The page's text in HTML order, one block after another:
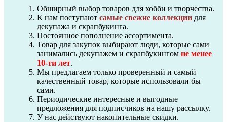
Обширный выбор товаров для хобби и творчества.
К нам поступают самые свежие коллекции для
декупажа и скрапбукинга.
Постоянное пополнение ассортимента.
Товар для закупок выбирают люди, которые сами
занимались декупажем и скрапбукингом не менее
10-ти лет.
Мы предлагаем только проверенный и самый
качественный товар, которые использовали бы
сами.
Периодические интересные и выгодные
предложения для подписчиков на нашу рассылку.
У нас действуют накопительные скидки.